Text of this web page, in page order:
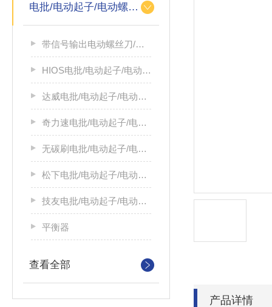
电批/电动起子/电动螺丝刀
带信号输出电动螺丝刀/带信号输出电源
HIOS电批/电动起子/电动螺丝刀
达威电批/电动起子/电动螺丝刀
奇力速电批/电动起子/电动螺丝刀
无碳刷电批/电动起子/电动螺丝刀
松下电批/电动起子/电动螺丝刀
技友电批/电动起子/电动螺丝刀
平衡器
查看全部
产品详情